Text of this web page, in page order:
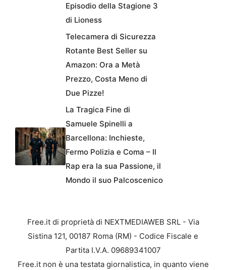
Episodio della Stagione 3
di Lioness
Telecamera di Sicurezza
Rotante Best Seller su
Amazon: Ora a Metà
Prezzo, Costa Meno di
Due Pizze!
La Tragica Fine di
Samuele Spinelli a
Barcellona: Inchieste,
Fermo Polizia e Coma – Il
Rap era la sua Passione, il
Mondo il suo Palcoscenico
Free.it di proprietà di NEXTMEDIAWEB SRL - Via
Sistina 121, 00187 Roma (RM) - Codice Fiscale e
Partita I.V.A. 09689341007
Free.it non è una testata giornalistica, in quanto viene